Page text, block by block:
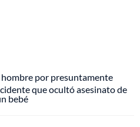
hombre por presuntamente
que ocultó asesinato de
bebé